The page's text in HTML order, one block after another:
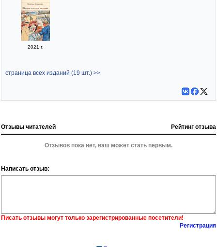
2021 г.
страница всех изданий (19 шт.) >>
Отзывы читателей Рейтинг отзыва
Отзывов пока нет, ваш может стать первым.
Написать отзыв:
Писать отзывы могут только зарегистрированные посетители!
Регистрация